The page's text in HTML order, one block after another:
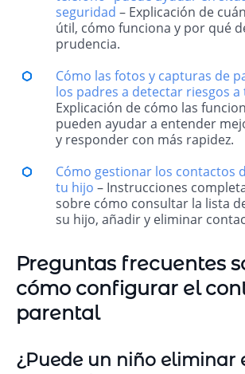
seguridad – Explicación de
útil, cómo funciona y por qué
prudencia.
Cómo las fotos y capturas de
los padres a detectar riesgos
Explicación de cómo las
pueden ayudar a entender
y responder con más rapidez.
Cómo gestionar los contactos
tu hijo – Instrucciones
sobre cómo consultar la lista
su hijo, añadir y eliminar
Preguntas frecuentes
cómo configurar el
parental
¿Puede un niño eliminar